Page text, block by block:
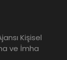
Kişisel
ve İmha